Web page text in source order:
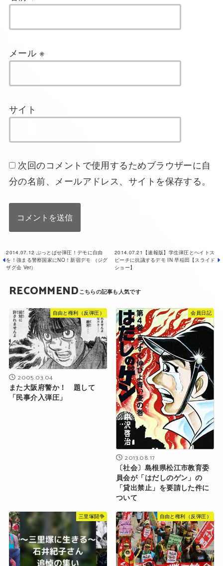
メール ※
サイト
次回のコメントで使用するためブラウザーに自
分の名前、メールアドレス、サイトを保存する。
2014.07.21【速報版】学生弾圧とヘイトス
ピーチに抗議するデモ IN 早稲田【スライド
ショー】
2014.07.12 ぶっとばせ弾圧！デモに自由
を！強まる警察国家にNO！新宿デモ （ジグ
ザグ会 Ver）
RECOMMEND
自由と権利（反弾圧）
2005.03.04
また大阪府警か！ 題して
「民事介入弾圧」
会員日記
2013.08.17
〔社会〕島根県松江市教育委
員会が「はだしのゲン」の
「貸出禁止」を要請した件に
ついて
三里塚闘争 自由と権利（反弾圧）